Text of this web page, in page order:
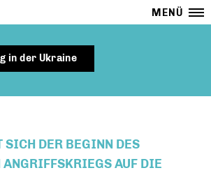
MENÜ
in der Ukraine
SICH DER BEGINN DES
ANGRIFFSKRIEGS AUF DIE